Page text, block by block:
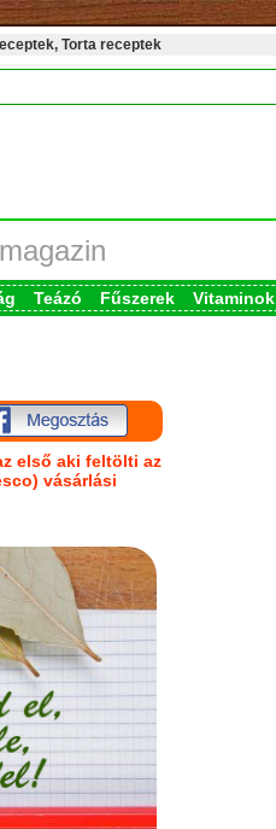
Torta receptek
Teázó Fűszerek Vitaminok
első aki feltölti az
vásárlási